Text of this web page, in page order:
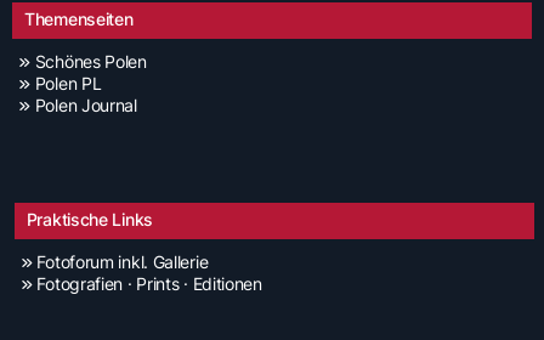
Themenseiten
Schönes Polen
Polen PL
Polen Journal
Praktische Links
Fotoforum inkl. Gallerie
Fotografien · Prints · Editionen